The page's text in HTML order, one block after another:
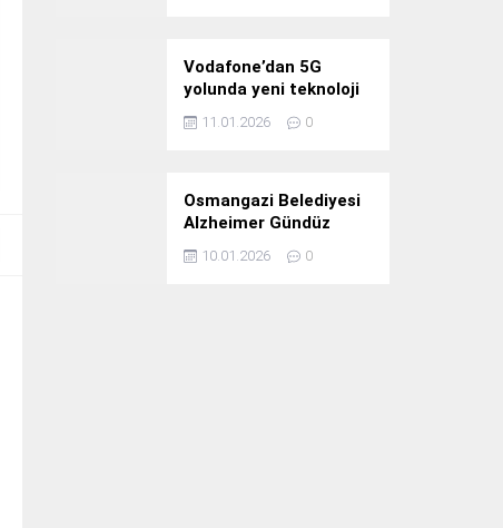
Vodafone’dan 5G
yolunda yeni teknoloji
yatırımı
11.01.2026 0
Osmangazi Belediyesi
Alzheimer Gündüz
Bakım Evi 3. Yılını
Kutladı
10.01.2026 0